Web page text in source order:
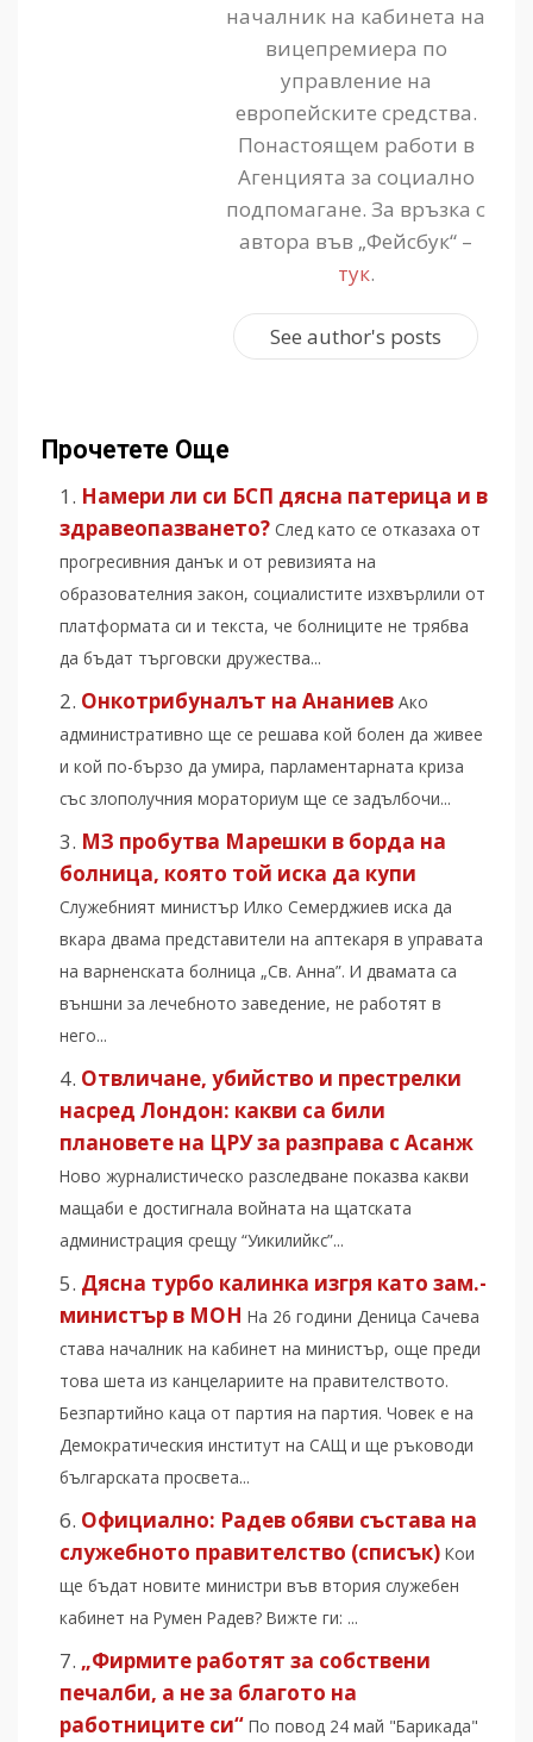
началник на кабинета на
вицепремиера по
управление на
европейските средства.
Понастоящем работи в
Агенцията за социално
подпомагане. За връзка с
автора във „Фейсбук“ –
тук.
See author's posts
Прочетете Още
Намери ли си БСП дясна патерица и в
здравеопазването? След като се отказаха от
прогресивния данък и от ревизията на
образователния закон, социалистите изхвърлили от
платформата си и текста, че болниците не трябва
да бъдат търговски дружества...
Онкотрибуналът на Ананиев Ако
административно ще се решава кой болен да живее
и кой по-бързо да умира, парламентарната криза
със злополучния мораториум ще се задълбочи...
МЗ пробутва Марешки в борда на
болница, която той иска да купи
Служебният министър Илко Семерджиев иска да
вкара двама представители на аптекаря в управата
на варненската болница „Св. Анна”. И двамата са
външни за лечебното заведение, не работят в
него...
Отвличане, убийство и престрелки
насред Лондон: какви са били
плановете на ЦРУ за разправа с Асанж
Ново журналистическо разследване показва какви
мащаби е достигнала войната на щатската
администрация срещу “Уикилийкс”...
Дясна турбо калинка изгря като зам.-
министър в МОН На 26 години Деница Сачева
става началник на кабинет на министър, още преди
това шета из канцелариите на правителството.
Безпартийно каца от партия на партия. Човек е на
Демократическия институт на САЩ и ще ръководи
българската просвета...
Официално: Радев обяви състава на
служебното правителство (списък) Кои
ще бъдат новите министри във втория служебен
кабинет на Румен Радев? Вижте ги: ...
„Фирмите работят за собствени
печалби, а не за благото на
работниците си“ По повод 24 май "Барикада"